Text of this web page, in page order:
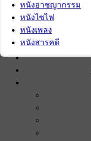
หนังอาชญากรรม
หนังไซไฟ
หนังเพลง
หนังสารคดี